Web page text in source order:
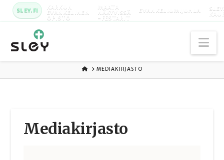
SLEY.FI KARKUN
EVANKELINEN
OPISTO
MAATA
NÄKYVISSÄ
-FESTARIT
EVANKELIUMIJUHLA
ETUSIVU
MEDIAKIRJASTO
Media­kirjasto